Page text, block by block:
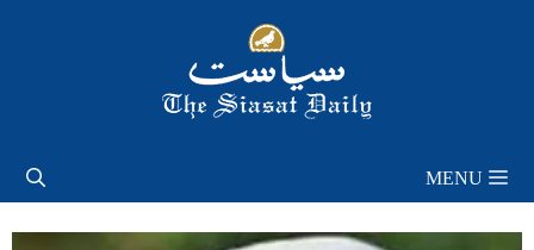
MENU